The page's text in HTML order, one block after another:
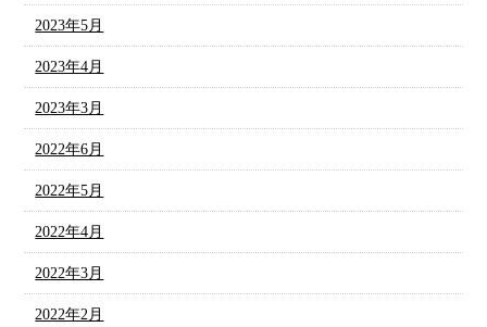
2023年5月
2023年4月
2023年3月
2022年6月
2022年5月
2022年4月
2022年3月
2022年2月